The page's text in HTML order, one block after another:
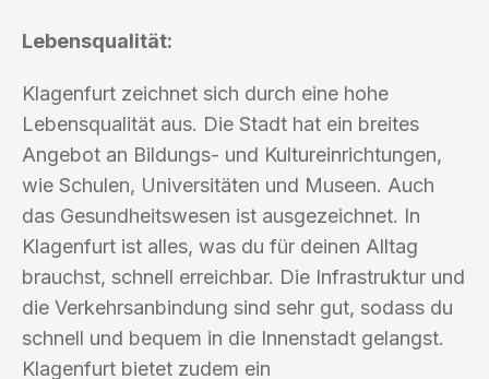
Lebensqualität:
Klagenfurt zeichnet sich durch eine hohe
Lebensqualität aus. Die Stadt hat ein breites
Angebot an Bildungs- und Kultureinrichtungen,
wie Schulen, Universitäten und Museen. Auch
das Gesundheitswesen ist ausgezeichnet. In
Klagenfurt ist alles, was du für deinen Alltag
brauchst, schnell erreichbar. Die Infrastruktur und
die Verkehrsanbindung sind sehr gut, sodass du
schnell und bequem in die Innenstadt gelangst.
Klagenfurt bietet zudem ein